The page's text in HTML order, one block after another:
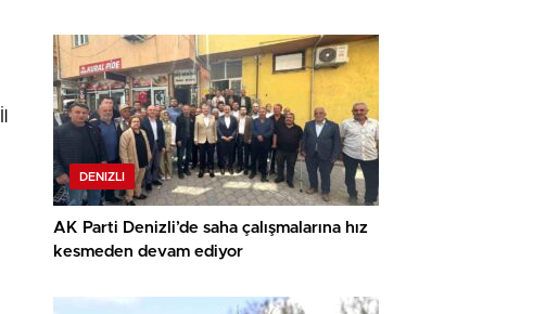
DENIZLI
AK Parti Denizli’de saha çalışmalarına hız
kesmeden devam ediyor